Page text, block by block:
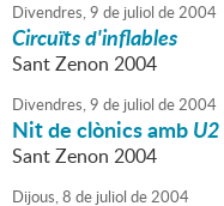
Divendres,9 de juliol de2004
Circuïts d'inflables
Sant Zenon 2004
Divendres,9 de juliol de2004
Nit de clònics ambU2
Sant Zenon 2004
Dijous,8 de juliol de2004